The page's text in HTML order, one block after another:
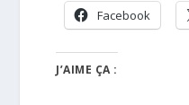
Facebook
J’AIME ÇA :